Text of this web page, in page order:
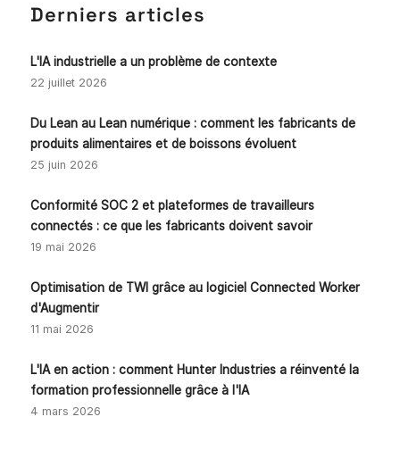
Derniers articles
L'IA industrielle a un problème de contexte
22 juillet 2026
Du Lean au Lean numérique : comment les fabricants de
produits alimentaires et de boissons évoluent
25 juin 2026
Conformité SOC 2 et plateformes de travailleurs
connectés : ce que les fabricants doivent savoir
19 mai 2026
Optimisation de TWI grâce au logiciel Connected Worker
d'Augmentir
11 mai 2026
L'IA en action : comment Hunter Industries a réinventé la
formation professionnelle grâce à l'IA
4 mars 2026